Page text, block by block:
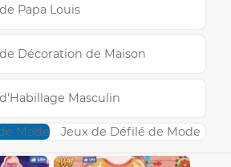
Papa Louis
Décoration de Maison
Masculin
Jeux de Défilé de Mode